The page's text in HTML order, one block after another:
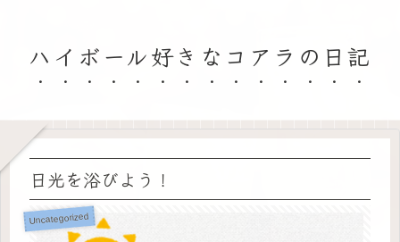
ハイボール好きなコアラの日記
日光を浴びよう！
Uncategorized